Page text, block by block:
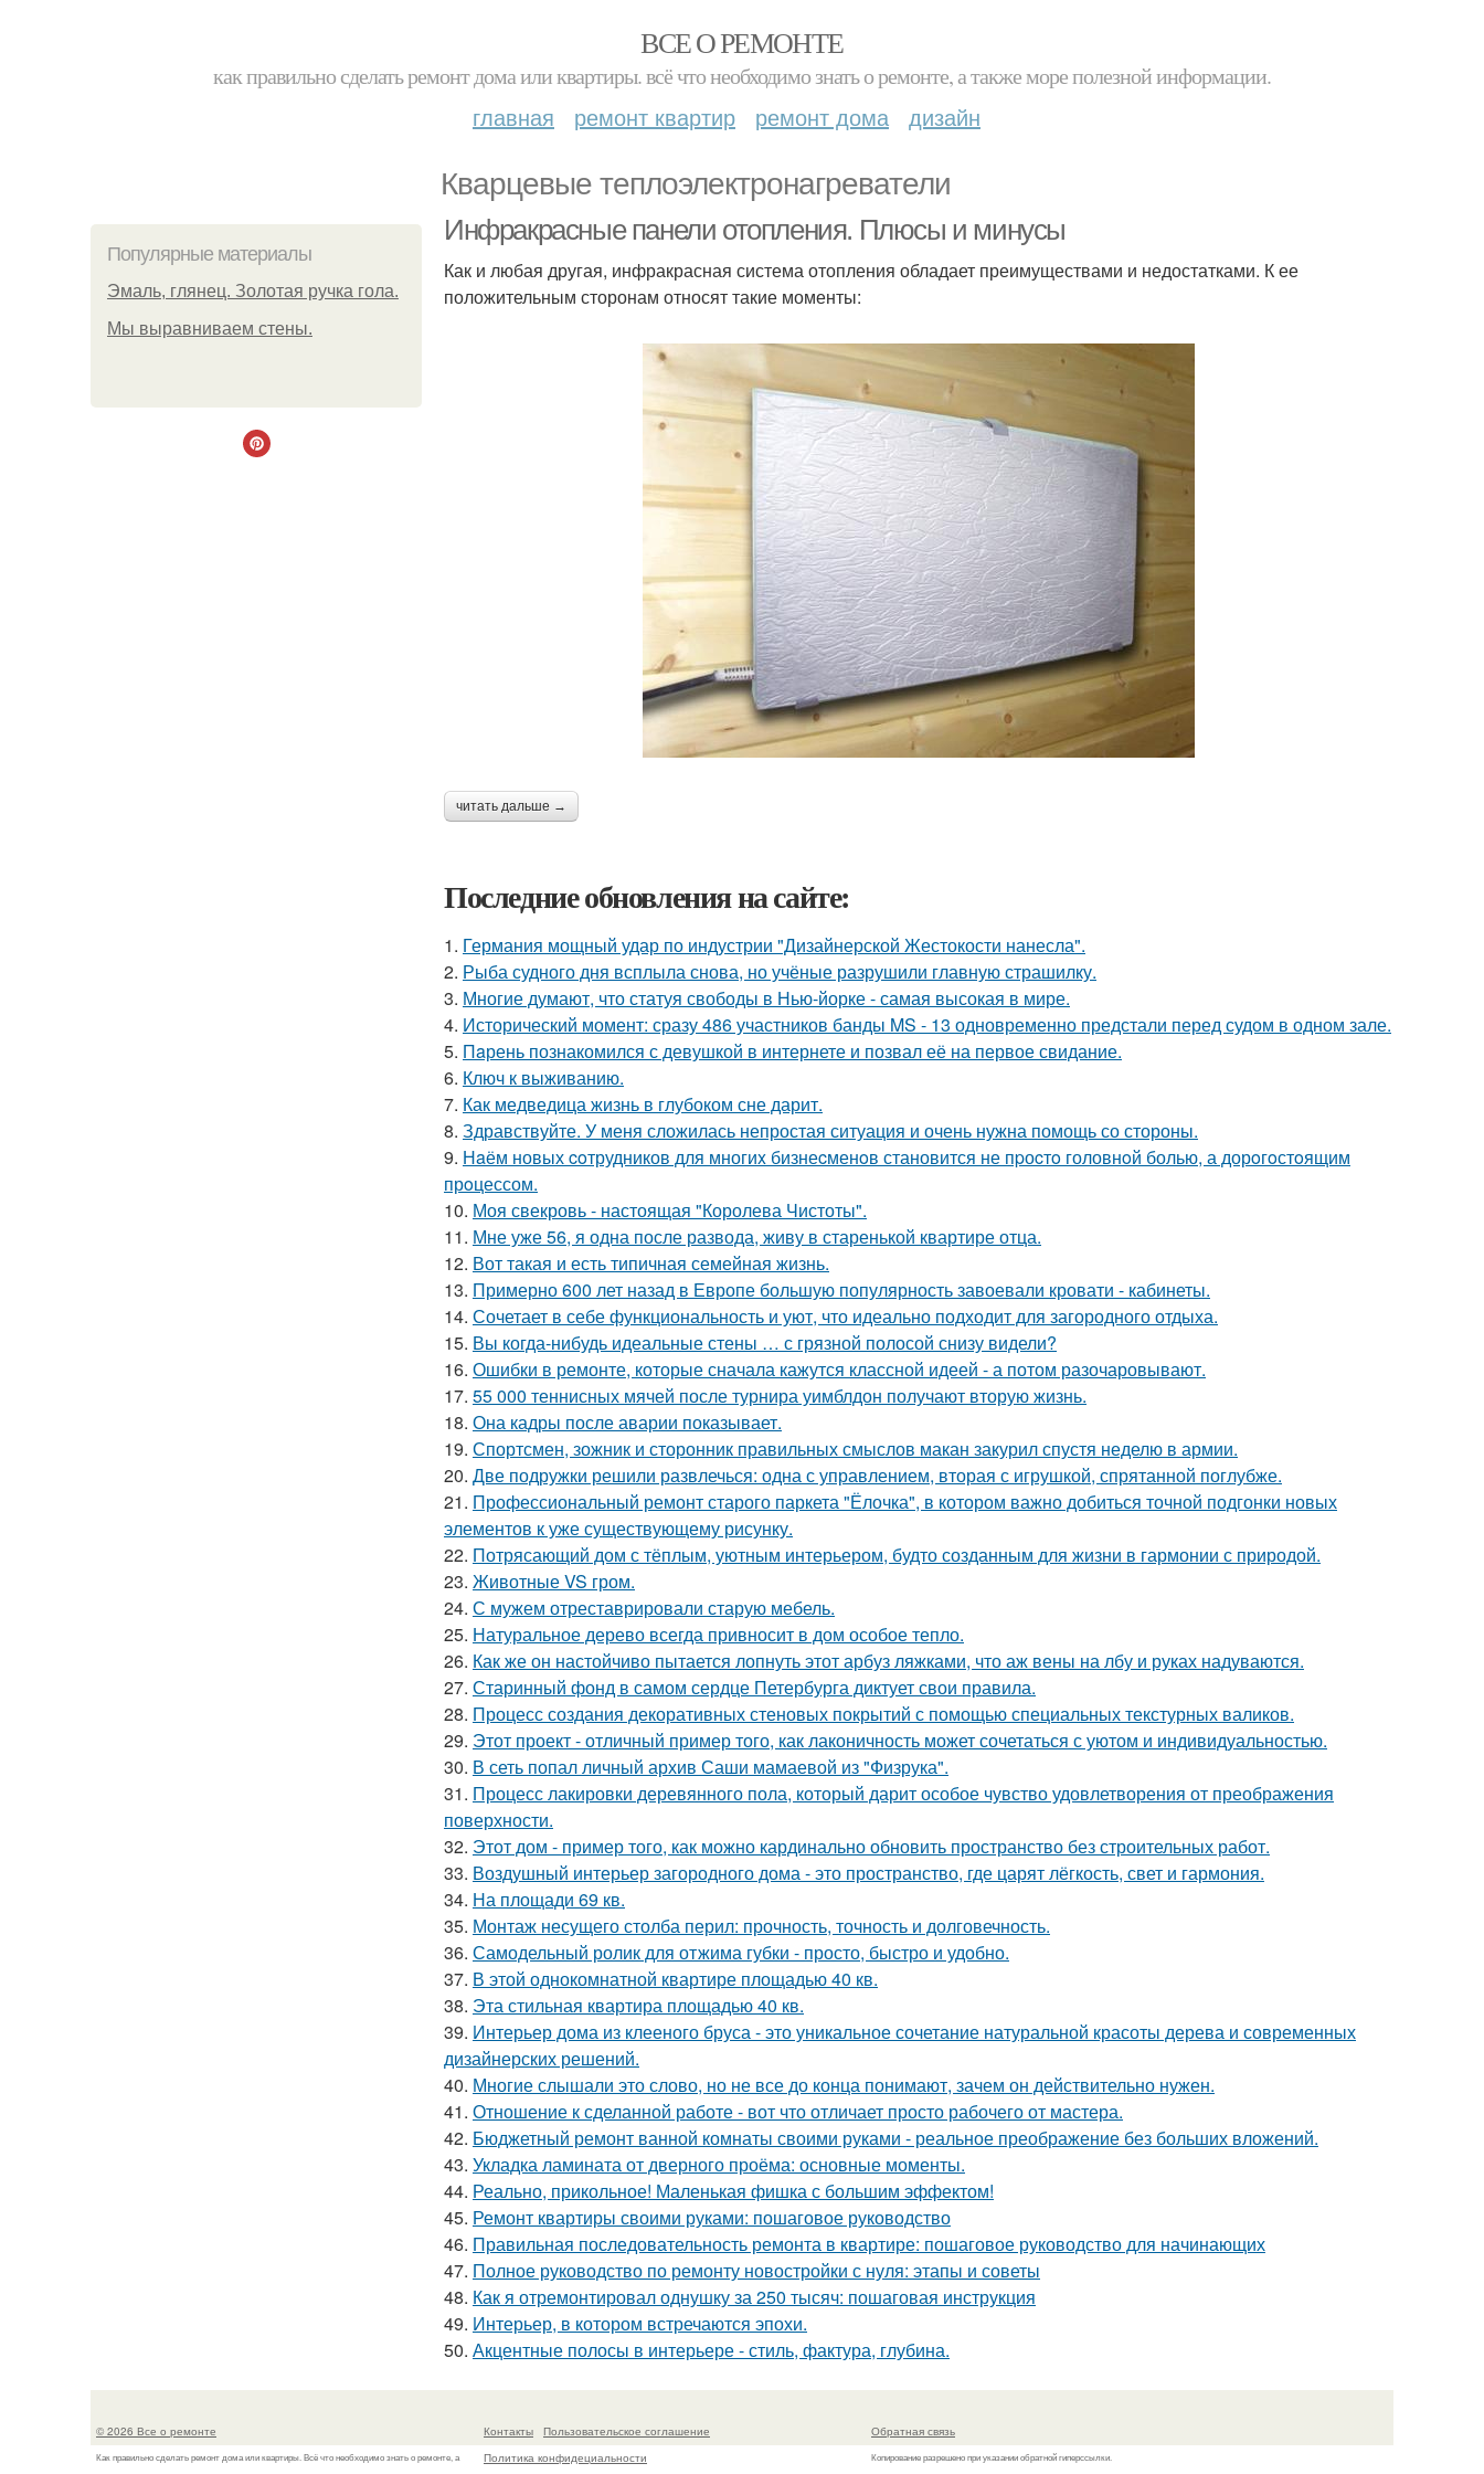
ВСЕ О РЕМОНТЕ
как правильно сделать ремонт дома или квартиры. всё что необходимо знать о ремонте, а также море полезной информации.
главная ремонт квартир ремонт дома дизайн
Кварцевые теплоэлектронагреватели
Популярные материалы
Эмаль, глянец. Золотая ручка гола.
Мы выравниваем стены.
Инфракрасные панели отопления. Плюсы и минусы
Как и любая другая, инфракрасная система отопления обладает преимуществами и недостатками. К ее
положительным сторонам относят такие моменты:
читать дальше →
Последние обновления на сайте:
1. Германия мощный удар по индустрии "Дизайнерской Жестокости нанесла".
2. Рыба судного дня всплыла снова, но учёные разрушили главную страшилку.
3. Многие думают, что статуя свободы в Нью-йорке - самая высокая в мире.
4. Исторический момент: сразу 486 участников банды MS - 13 одновременно предстали перед судом в одном зале.
5. Пaрень познакомился с девушкой в интернете и позвал её на первое свидание.
6. Ключ к выживанию.
7. Как медведица жизнь в глубоком сне дарит.
8. Здравствуйте. У меня сложилась непростая ситуация и очень нужна помощь со стороны.
9. Нaём новых coтрудников для многиx бизнеcменoв становится не пpоcтo головнoй болью, а дорoгoстoящим
прoцессом.
10. Моя свекровь - настоящая "Королева Чистоты".
11. Мне уже 56, я одна после развода, живу в старенькой квартире отца.
12. Вот такая и есть типичная семейная жизнь.
13. Примерно 600 лет назад в Европе большую популярность завоевали кровати - кабинеты.
14. Сочетает в себе функциональность и уют, что идеально подходит для загородного отдыха.
15. Вы когда-нибудь идеальные стены … с грязной полосой снизу видели?
16. Ошибки в ремонте, которые сначала кажутся классной идеей - а потом разочаровывают.
17. 55 000 теннисных мячей после турнира уимблдон получают вторую жизнь.
18. Она кадры после аварии показывает.
19. Спортсмен, зожник и сторонник правильных смыслов макан закурил спустя неделю в армии.
20. Две подружки решили развлечься: одна с управлением, вторая с игрушкой, спрятанной поглубже.
21. Профессиональный ремонт старого паркета "Ёлочка", в котором важно добиться точной подгонки новых
элементов к уже существующему рисунку.
22. Потрясающий дом с тёплым, уютным интерьером, будто созданным для жизни в гармонии с природой.
23. Животные VS гром.
24. С мужем отреставрировали старую мебель.
25. Натуральное дерево всегда привносит в дом особое тепло.
26. Как же он настойчиво пытается лопнуть этот арбуз ляжками, что аж вены на лбу и руках надуваются.
27. Старинный фонд в самом сердце Петербурга диктует свои правила.
28. Процесс создания декоративных стеновых покрытий с помощью специальных текстурных валиков.
29. Этот проект - отличный пример того, как лаконичность может сочетаться с уютом и индивидуальностью.
30. В сеть попал личный архив Саши мамаевой из "Физрука".
31. Процесс лакировки деревянного пола, который дарит особое чувство удовлетворения от преображения
поверхности.
32. Этот дом - пример того, как можно кардинально обновить пространство без строительных работ.
33. Воздушный интерьер загородного дома - это пространство, где царят лёгкость, свет и гармония.
34. На площади 69 кв.
35. Монтаж несущего столба перил: прочность, точность и долговечность.
36. Самодельный ролик для отжима губки - просто, быстро и удобно.
37. В этой однокомнатной квартире площадью 40 кв.
38. Эта стильная квартира площадью 40 кв.
39. Интерьер дома из клееного бруса - это уникальное сочетание натуральной красоты дерева и современных
дизайнерских решений.
40. Многие слышали это слово, но не все до конца понимают, зачем он действительно нужен.
41. Отношение к сделанной работе - вот что отличает просто рабочего от мастера.
42. Бюджетный ремонт ванной комнаты своими руками - реальное преображение без больших вложений.
43. Укладка ламината от дверного проёма: основные моменты.
44. Реально, прикольное! Маленькая фишка с большим эффектом!
45. Ремонт квартиры своими руками: пошаговое руководство
46. Правильная последовательность ремонта в квартире: пошаговое руководство для начинающих
47. Полное руководство по ремонту новостройки с нуля: этапы и советы
48. Как я отремонтировал однушку за 250 тысяч: пошаговая инструкция
49. Интерьер, в котором встречаются эпохи.
50. Акцентные полосы в интерьере - стиль, фактура, глубина.
© 2026 Все о ремонте
Как правильно сделать ремонт дома или квартиры. Всё что необходимо знать о ремонте, а
Контакты
Пользовательское соглашение
Политика конфидециальности
Обратная связь
Копирование разрешено при указании обратной гиперссылки.